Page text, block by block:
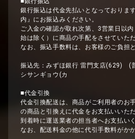
銀行振込は代金先払いとなっておりま
内』にお振込みください。
ご入金の確認が取れ次第、3営業日以
始は除く）に商品の手配をさせていた
なお、振込手数料は、お客様のご負担
振込先：みずほ銀行 雷門支店(629) (
シサンギョウ(カ
■代金引換
代金引換配送は、商品がご利用者のお
の商品と引換えに代金をお支払いいた
到着時に運送業者の担当者へお支払い
なお、配送料金の他に代引手数料がか